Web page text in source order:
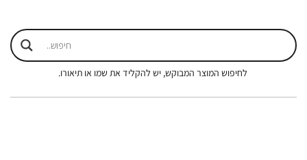
לחיפוש המוצר המבוקש, יש להקליד את שמו או תיאורו.